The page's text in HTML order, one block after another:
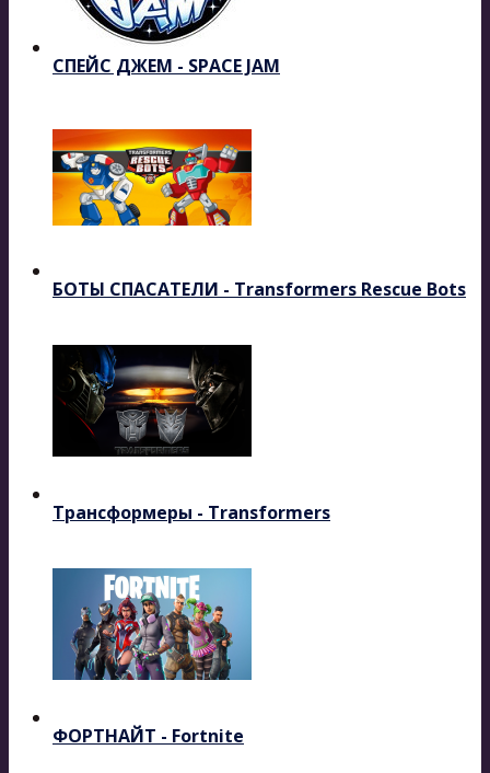
СПЕЙС ДЖЕМ - SPACE JAM
БОТЫ СПАСАТЕЛИ - Transformers Rescue Bots
Трансформеры - Transformers
ФОРТНАЙТ - Fortnite